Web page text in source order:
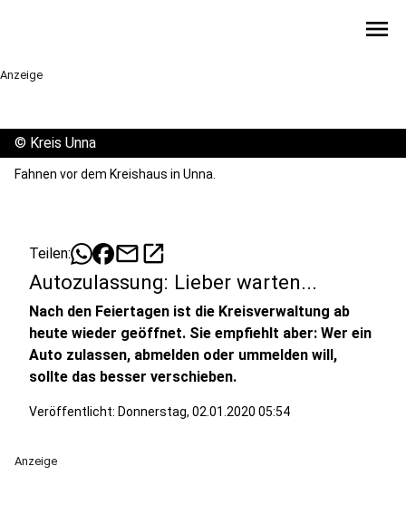
menu
Anzeige
© Kreis Unna
Fahnen vor dem Kreishaus in Unna.
Teilen: mailopen_in_new
Autozulassung: Lieber warten...
Nach den Feiertagen ist die Kreisverwaltung ab
heute wieder geöffnet. Sie empfiehlt aber: Wer ein
Auto zulassen, abmelden oder ummelden will,
sollte das besser verschieben.
Veröffentlicht: Donnerstag, 02.01.2020 05:54
Anzeige